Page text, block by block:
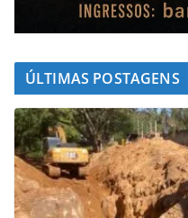
ÚLTIMAS POSTAGENS